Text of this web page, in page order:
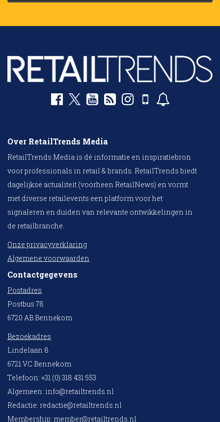
Over RetailTrends Media
RetailTrends Media is dé informatie en inspiratiebron
voor professionals in retail & brands. RetailTrends biedt
dagelijkse actualiteit (voorheen RetailNews) en vormt
met diverse retailevents een platform voor het
signaleren en duiden van relevante ontwikkelingen in
de retailbranche.
Onze privacyverklaring
Algemene voorwaarden
Contactgegevens
Postadres
Postbus 78
6720 AB Bennekom
Bezoekadres
Lindelaan 8
6721 VC Bennekom
Telefoon: +31 (0) 318 431 553
Algemeen: info@retailtrends.nl
Redactie: redactie@retailtrends.nl
Membership: member@retailtrends.nl